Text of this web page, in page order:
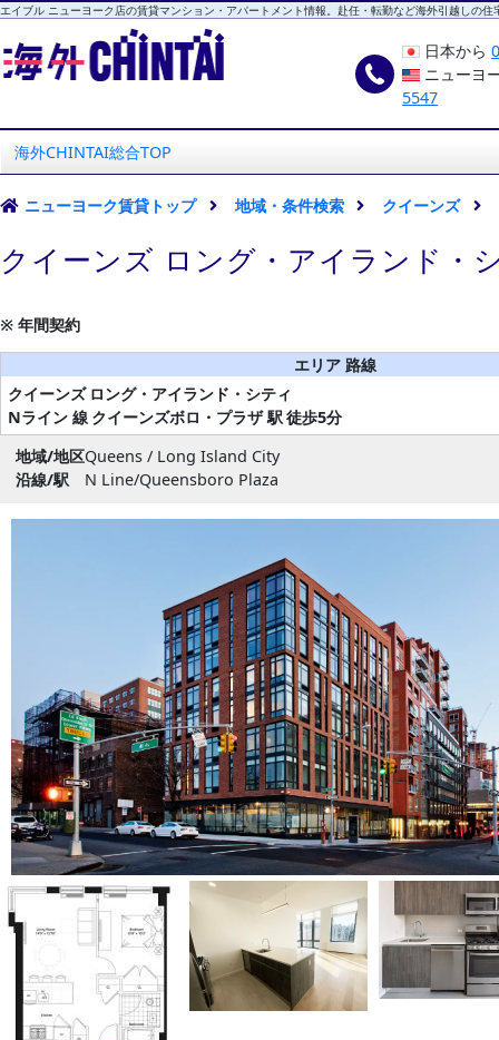
エイブル ニューヨーク店の賃貸マンション・アパートメント情報。赴任・転勤など海外引越しの住
日本から
ニューヨ
5547
海外CHINTAI総合TOP
ニューヨーク賃貸トップ 地域・条件検索 クイーンズ
クイーンズ ロング・アイランド・
※ 年間契約
エリア 路線
クイーンズ ロング・アイランド・シティ
Nライン 線 クイーンズボロ・プラザ 駅徒歩5分
地域/地区Queens / Long Island City
沿線/駅
N Line/Queensboro Plaza